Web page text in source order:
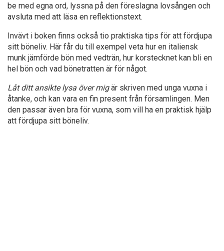
be med egna ord, lyssna på den föreslagna lovsången och
avsluta med att läsa en reflektionstext.
Invävt i boken finns också tio praktiska tips för att fördjupa
sitt böneliv. Här får du till exempel veta hur en italiensk
munk jämförde bön med vedträn, hur korstecknet kan bli en
hel bön och vad bönetratten är för något.
Låt ditt ansikte lysa över migär skriven med unga vuxna i
åtanke, och kan vara en fin present från församlingen. Men
den passar även bra för vuxna, som vill ha en praktisk hjälp
att fördjupa sitt böneliv.